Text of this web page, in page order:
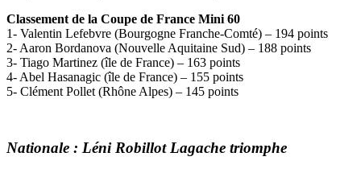
Classement de la Coupe de France Mini 60
1- Valentin Lefebvre (Bourgogne Franche-Comté) – 194 points
2- Aaron Bordanova (Nouvelle Aquitaine Sud) – 188 points
3- Tiago Martinez (île de France) – 163 points
4- Abel Hasanagic (île de France) – 155 points
5- Clément Pollet (Rhône Alpes) – 145 points
Nationale : Léni Robillot Lagache triomphe